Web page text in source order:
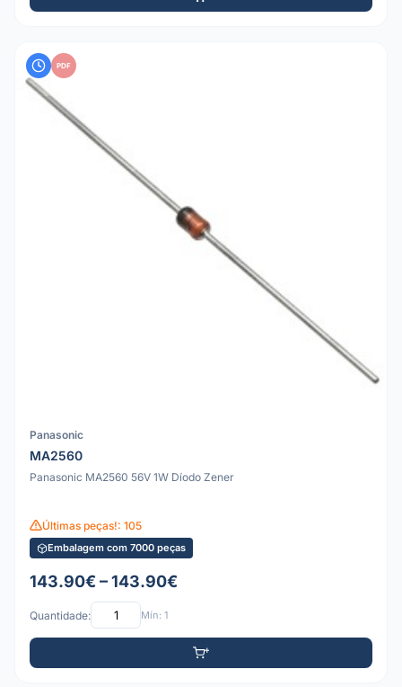
PDF
Panasonic
MA2560
Panasonic MA2560 56V 1W Díodo Zener
Últimas peças!: 105
Embalagem com 7000 peças
143.90€ – 143.90€
Quantidade: Mín: 1